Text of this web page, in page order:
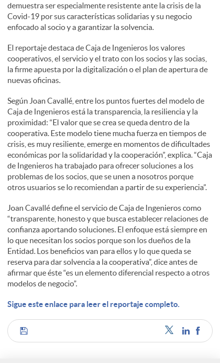
demuestra ser especialmente resistente ante la crisis de la
Covid-19 por sus características solidarias y su negocio
enfocado al socio y a garantizar la solvencia.
El reportaje destaca de Caja de Ingenieros los valores
cooperativos, el servicio y el trato con los socios y las socias,
la firme apuesta por la digitalización o el plan de apertura de
nuevas oficinas.
Según Joan Cavallé, entre los puntos fuertes del modelo de
Caja de Ingenieros está la transparencia, la resiliencia y la
proximidad: “El valor que se crea se queda dentro de la
cooperativa. Este modelo tiene mucha fuerza en tiempos de
crisis, es muy resiliente, emerge en momentos de dificultades
económicas por la solidaridad y la cooperación”, explica. “Caja
de Ingenieros ha trabajado para ofrecer soluciones a los
problemas de los socios, que se unen a nosotros porque
otros usuarios se lo recomiendan a partir de su experiencia”.
Joan Cavallé define el servicio de Caja de Ingenieros como
“transparente, honesto y que busca establecer relaciones de
confianza aportando soluciones. El enfoque está siempre en
lo que necesitan los socios porque son los dueños de la
Entidad. Los beneficios van para ellos y lo que queda se
reserva para dar solvencia a la cooperativa”, dice antes de
afirmar que éste “es un elemento diferencial respecto a otros
modelos de negocio”.
Sigue este enlace para leer el reportaje completo.
C